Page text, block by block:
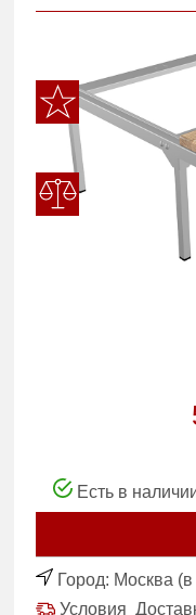
Есть в
Город: Москва
Условия